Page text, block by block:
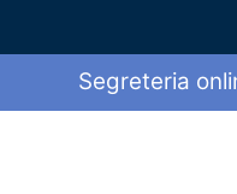
Segreteria